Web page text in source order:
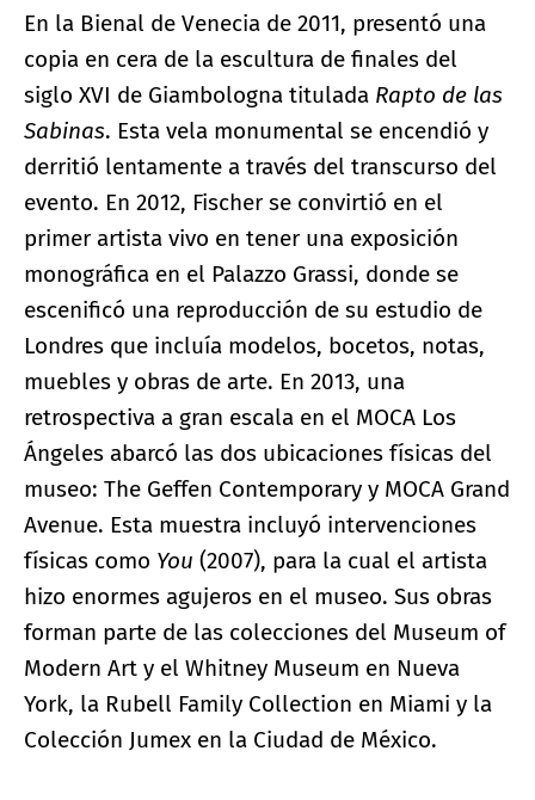
En la Bienal de Venecia de 2011, presentó una
copia en cera de la escultura de finales del
siglo XVI de Giambologna titulada Rapto de las
Sabinas. Esta vela monumental se encendió y
derritió lentamente a través del transcurso del
evento. En 2012, Fischer se convirtió en el
primer artista vivo en tener una exposición
monográfica en el Palazzo Grassi, donde se
escenificó una reproducción de su estudio de
Londres que incluía modelos, bocetos, notas,
muebles y obras de arte. En 2013, una
retrospectiva a gran escala en el MOCA Los
Ángeles abarcó las dos ubicaciones físicas del
museo: The Geffen Contemporary y MOCA Grand
Avenue. Esta muestra incluyó intervenciones
físicas como You (2007), para la cual el artista
hizo enormes agujeros en el museo. Sus obras
forman parte de las colecciones del Museum of
Modern Art y el Whitney Museum en Nueva
York, la Rubell Family Collection en Miami y la
Colección Jumex en la Ciudad de México.